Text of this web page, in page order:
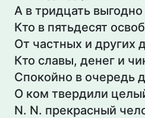
А в тридцать
Кто в пятьдесят
От частных и других
Кто славы, денег и
Спокойно в очередь
О ком твердили
N. N. прекрасный